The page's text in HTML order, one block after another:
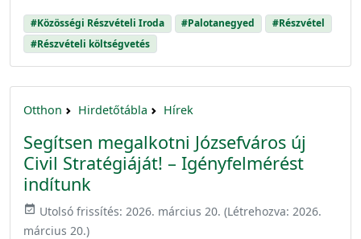
#Közösségi Részvételi Iroda #Palotanegyed
#Részvétel
#Részvételi költségvetés
Otthon Hirdetőtábla Hírek
Segítsen megalkotni Józsefváros új
Civil Stratégiáját! – Igényfelmérést
indítunk
event_available Utolsó frissítés: 2026. március 20. (Létrehozva: 2026.
március 20.)